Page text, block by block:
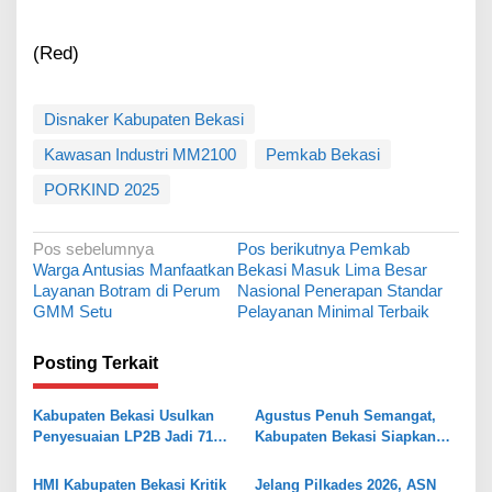
(Red)
Disnaker Kabupaten Bekasi
Kawasan Industri MM2100
Pemkab Bekasi
PORKIND 2025
N
a
v
g
a
s
Pos sebelumnya
Warga Antusias Manfaatkan
Layanan Botram di Perum
GMM Setu
Pos berikutnya Pemkab
Bekasi Masuk Lima Besar
Nasional Penerapan Standar
Pelayanan Minimal Terbaik
Posting Terkait
Kabupaten Bekasi Usulkan
Penyesuaian LP2B Jadi 71
Industri dan Pertanian
Agustus Penuh Semangat,
Kabupaten Bekasi Siapkan
Hari Besar
HMI Kabupaten Bekasi Kritik
Jelang Pilkades 2026, ASN